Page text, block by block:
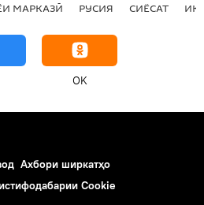
МАРКАЗӢ РУСИЯ СИЁСАТ
OK
Ахбори ширкатҳо
Cookie